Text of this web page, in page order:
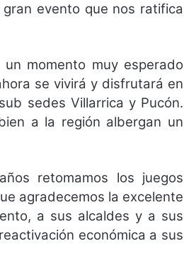
evento que nos ratifica
momento muy esperado
se vivirá y disfrutará en
sedes Villarrica y Pucón.
a la región albergan un
retomamos los juegos
agradecemos la excelente
a sus alcaldes y a sus
económica a sus